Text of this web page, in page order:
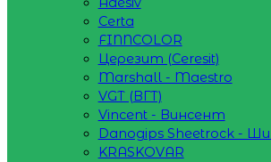
Certa
FINNCOLOR
Церезит (Ceresit)
Marshall - Maestro
VGT (ВГТ)
Vincent - Винсент
Danogips Sheetrock -
KRASKOVAR